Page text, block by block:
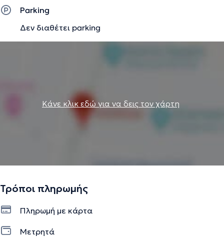
Parking
Δεν διαθέτει parking
Κάνε κλικ εδώ για να δεις τον χάρτη
Τρόποι πληρωμής
Πληρωμή με κάρτα
Μετρητά